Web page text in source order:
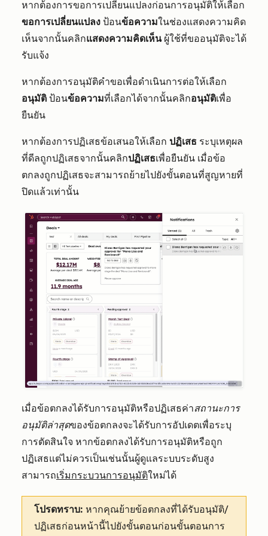
หากต้องการขอการเปลี่ยนแปลงก่อนการอนุมัติให้เลือก
ขอการเปลี่ยนแปลง ป้อนข้อความในช่องแสดงความคิด
เห็นจากนั้นคลิกแสดงความคิดเห็นผู้ใช้ที่ขออนุมัติจะได้
รับแจ้ง
หากต้องการอนุมัติคำขอเพื่อดำเนินการต่อให้เลือก
อนุมัติ ป้อนข้อความที่เลือกได้จากนั้นคลิกอนุมัติเพื่อ
ยืนยัน
หากต้องการปฏิเสธข้อเสนอให้เลือก ปฏิเสธ ระบุเหตุผล
ที่ดีลถูกปฏิเสธจากนั้นคลิกปฏิเสธเพื่อยืนยัน เมื่อข้อ
ตกลงถูกปฏิเสธจะสามารถย้ายไปยังขั้นตอนที่สูญหายที่
ปิดแล้วเท่านั้น
เมื่อข้อตกลงได้รับการอนุมัติหรือปฏิเสธค่าสถานะการ
อนุมัติล่าสุดของข้อตกลงจะได้รับการอัปเดตเพื่อระบุ
การตัดสินใจ หากข้อตกลงได้รับการอนุมัติหรือถูก
ปฏิเสธแต่ไม่ควรเป็นเช่นนั้นผู้ดูแลระบบระดับสูง
สามารถเริ่มกระบวนการอนุมัติใหม่ได้
โปรดทราบ: หากคุณย้ายข้อตกลงที่ได้รับอนุมัติ/
ปฏิเสธก่อนหน้านี้ไปยังขั้นตอนก่อนขั้นตอนการ